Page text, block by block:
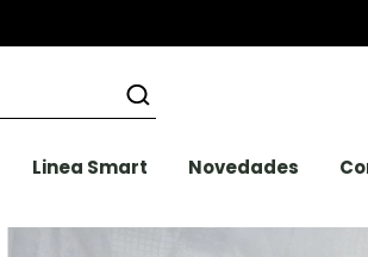
Linea Smart Novedades